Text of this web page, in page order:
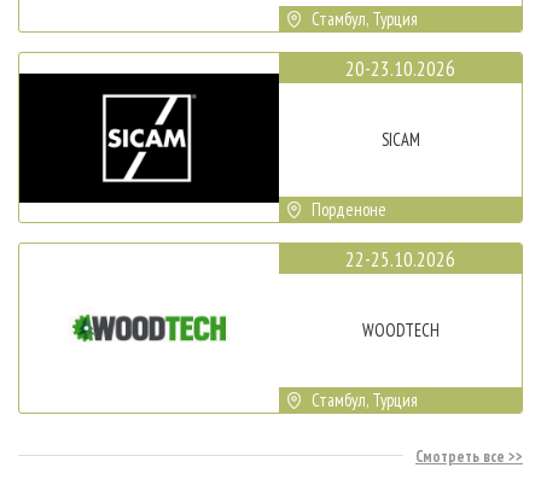
Стамбул, Турция
20-23.10.2026
SICAM
Порденоне
22-25.10.2026
WOODTECH
Стамбул, Турция
Смотреть все